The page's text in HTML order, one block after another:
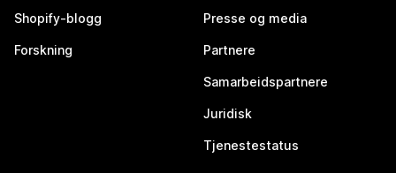
Shopify-blogg
Forskning
Presse og media
Partnere
Samarbeidspartnere
Juridisk
Tjenestestatus